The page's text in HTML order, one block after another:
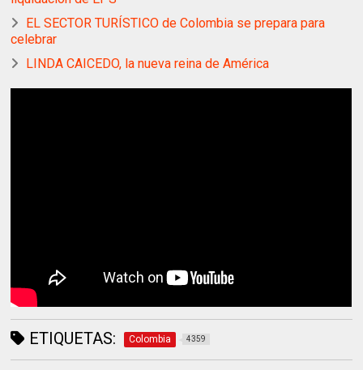
EL SECTOR TURÍSTICO de Colombia se prepara para
celebrar
LINDA CAICEDO, la nueva reina de América
ETIQUETAS: Colombia 4359